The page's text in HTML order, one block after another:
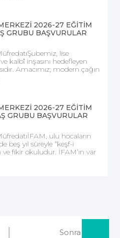
2026-27 EĞİTİM
GRUBU BAŞVURULAR
lise
kalbî inşasını hedefleyen
Amacımız; modern çağın
2026-27 EĞİTİM
GRUBU BAŞVURULAR
ulu hocaların
beş yıl süreyle “keşf-i
ve fikir okuludur. İFAM’ın var
Sonraki